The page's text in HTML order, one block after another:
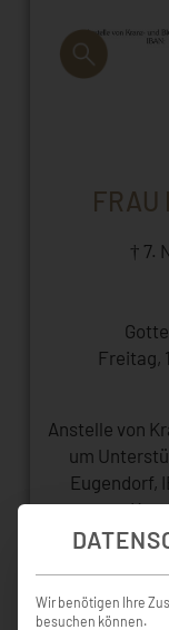
FRAU
† 7.
Freitag,
Anstelle von
um
Eugendorf,
Wir benötigen Ihre
besuchen können.